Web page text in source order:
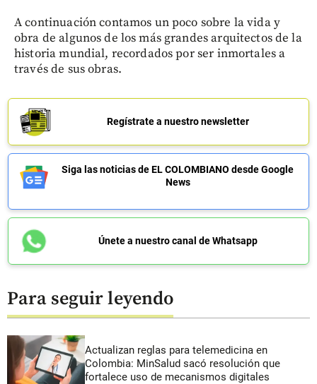
A continuación contamos un poco sobre la vida y
obra de algunos de los más grandes arquitectos de la
historia mundial, recordados por ser inmortales a
través de sus obras.
Regístrate a nuestro newsletter
Siga las noticias de EL COLOMBIANO desde Google
News
Únete a nuestro canal de Whatsapp
Para seguir leyendo
Actualizan reglas para telemedicina en
Colombia: MinSalud sacó resolución que
fortalece uso de mecanismos digitales